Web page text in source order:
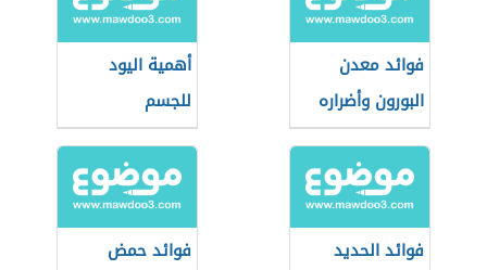
فوائد معدن
البورون وأضراره
أهمية اليود
للجسم
فوائد الحديد
فوائد حمض